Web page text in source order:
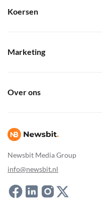
Newsbit Media Group
info@newsbit.nl
Koersen
Marketing
Over ons